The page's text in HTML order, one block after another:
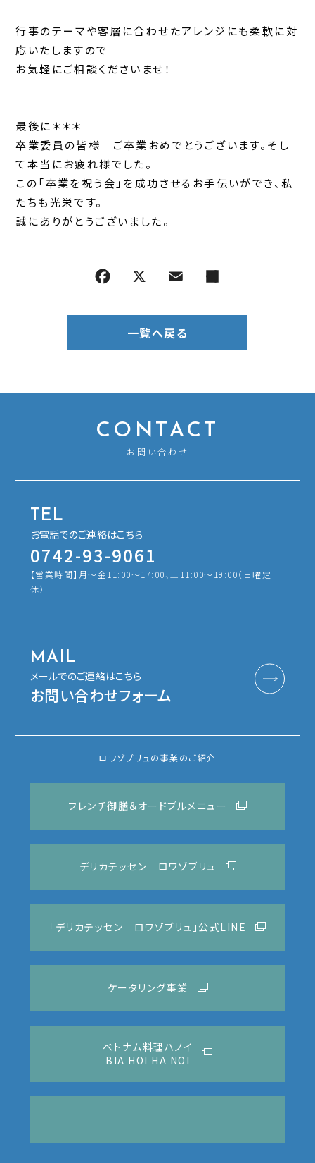
行事のテーマや客層に合わせたアレンジにも柔軟に対
応いたしますので
お気軽にご相談くださいませ！
最後に＊＊＊
卒業委員の皆様 ご卒業おめでとうございます。そし
て本当にお疲れ様でした。
この「卒業を祝う会」を成功させるお手伝いができ、私
たちも光栄です。
誠にありがとうございました。
一覧へ戻る
CONTACT
お問い合わせ
TEL
お電話でのご連絡はこちら
0742-93-9061
【営業時間】月〜金11:00～17:00、土11:00〜19:00（日曜定
休）
MAIL
メールでのご連絡はこちら
お問い合わせフォーム
ロワゾブリュの事業のご紹介
フレンチ御膳＆オードブルメニュー
デリカテッセン ロワゾブリュ
「デリカテッセン ロワゾブリュ」公式LINE
ケータリング事業
ベトナム料理ハノイ
BIA HOI HA NOI